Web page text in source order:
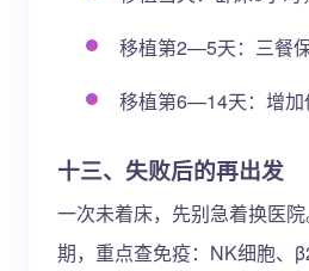
移植第2—5天：三餐
移植第6—14天：增加
十三、失败后的再出发
一次未着床，先别急着换医
期，重点查免疫：NK细胞、